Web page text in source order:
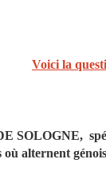
Voici la
SOLOGNE,
où alternent